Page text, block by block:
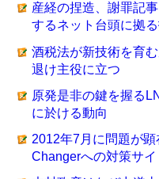
産経の捏造、謝罪記
するネット台頭に拠
酒税法が新技術を育
退け主役に立つ
原発是非の鍵を握る
に於ける動向
2012年7月に問題が
Changerへの対策サイ